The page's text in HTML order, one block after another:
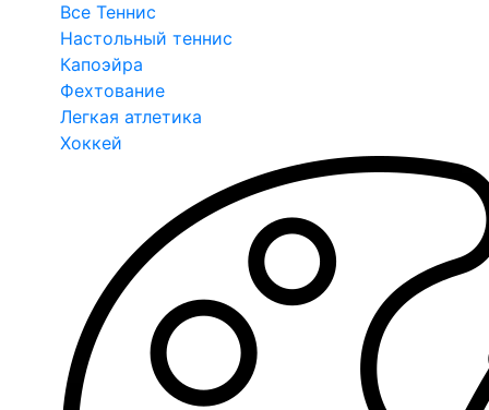
Все Теннис
Настольный теннис
Капоэйра
Фехтование
Легкая атлетика
Хоккей